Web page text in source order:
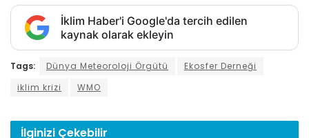
İklim Haber'i Google'da tercih edilen
kaynak olarak ekleyin
Tags: Dünya Meteoroloji Örgütü
Ekosfer Derneği
iklim krizi
WMO
İlginizi Çekebilir